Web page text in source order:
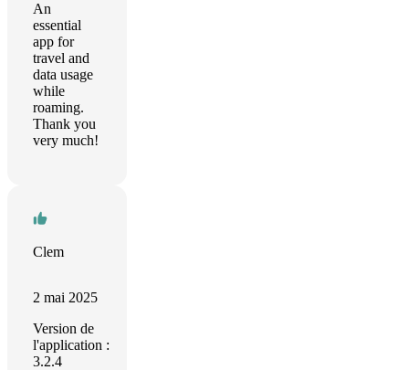
An
essential
app for
travel and
data usage
while
roaming.
Thank you
very much!
Clem
2 mai 2025
Version de
l'application :
3.2.4